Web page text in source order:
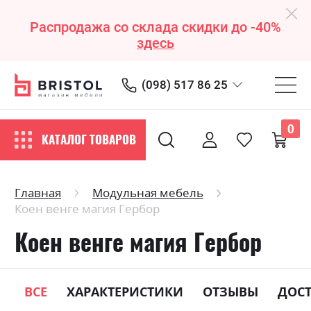
Распродажа со склада скидки до -40%
здесь
(098) 517 86 25
КАТАЛОГ ТОВАРОВ
0
Главная
Модульная мебель
Коен венге магия Гербор
Коен венге магия Гербор
ВСЕ ХАРАКТЕРИСТИКИ ОТЗЫВЫ